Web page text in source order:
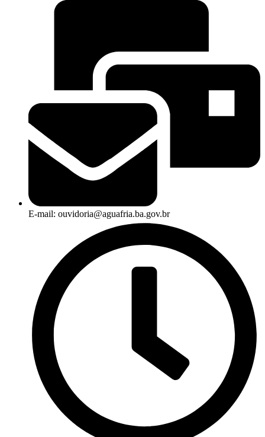
E-mail: ouvidoria@aguafria.ba.gov.br